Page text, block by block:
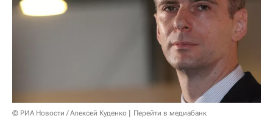
© РИА Новости / Алексей Куденко Перейти в медиабанк